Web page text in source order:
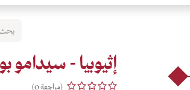
إثيوبيا -
(مراجعة 0)